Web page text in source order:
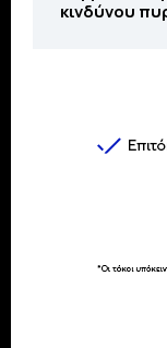
κινδύνου